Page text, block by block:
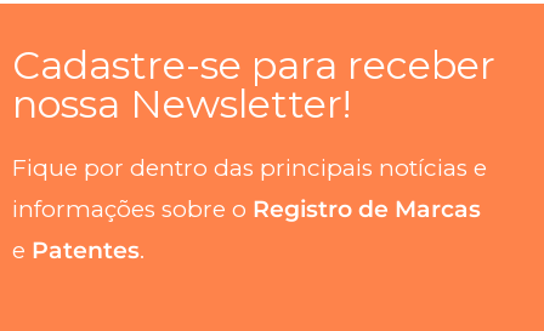
Cadastre-se para receber
nossa Newsletter!
Fique por dentro das principais notícias e
informações sobre o Registro de Marcas
e Patentes.